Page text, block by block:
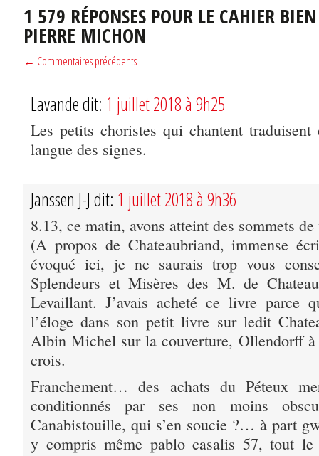
1 579 RÉPONSES POUR LE CAHIER
PIERRE MICHON
← Commentaires précédents
Lavande dit: 1 juillet 2018 à 9h25
Les petits choristes qui chantent traduisent
langue des signes.
Janssen J-J dit: 1 juillet 2018 à 9h36
8.13, ce matin, avons atteint des sommets
(A propos de Chateaubriand, immense
évoqué ici, je ne saurais trop vous
Splendeurs et Misères des M. de
Levaillant. J’avais acheté ce livre parce
l’éloge dans son petit livre sur ledit
Albin Michel sur la couverture, Ollendorff à
crois.
Franchement… des achats du Péteux
conditionnés par ses non moins
Canabistouille, qui s’en soucie ?… à part
y compris même pablo casalis 57, tout le